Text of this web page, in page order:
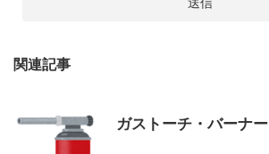
関連記事
ガストーチ・バーナー